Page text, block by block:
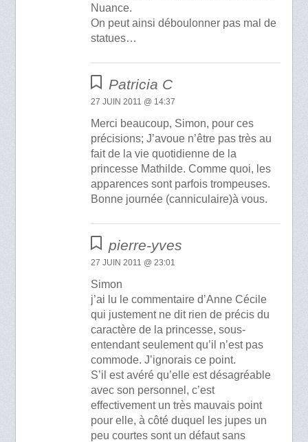
Nuance.
On peut ainsi déboulonner pas mal de
statues…
Patricia C
27 JUIN 2011 @ 14:37
Merci beaucoup, Simon, pour ces
précisions; J’avoue n’être pas très au
fait de la vie quotidienne de la
princesse Mathilde. Comme quoi, les
apparences sont parfois trompeuses.
Bonne journée (canniculaire)à vous.
pierre-yves
27 JUIN 2011 @ 23:01
Simon
j’ai lu le commentaire d’Anne Cécile
qui justement ne dit rien de précis du
caractère de la princesse, sous-
entendant seulement qu’il n’est pas
commode. J’ignorais ce point.
S’il est avéré qu’elle est désagréable
avec son personnel, c’est
effectivement un très mauvais point
pour elle, à côté duquel les jupes un
peu courtes sont un défaut sans